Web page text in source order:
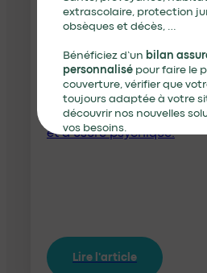
souvent dans un contexte
pression permanente,
fonctions exigent une
disponibilité
intellectuelle, mais elles
aussi exposer à des
de stress, d’isolement
et d’usure psychique.
Lire l'article
extrascolaire, protection
obsèques et décès, …
Bénéficiez d’un bilan
personnalisépour faire le
couverture, vérifier que
toujours adaptée à votre
découvrir nos nouvelles
vos besoins.